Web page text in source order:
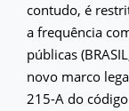
contudo, é
a frequência
públicas
novo marco
215-A do